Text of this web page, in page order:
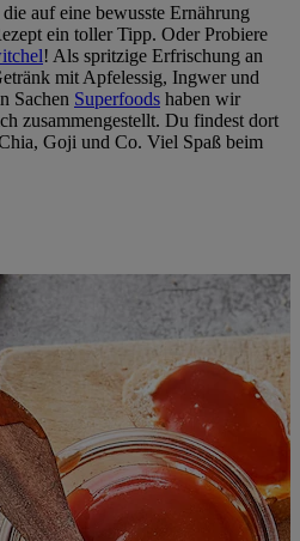
auf eine bewusste Ernährung
ein toller Tipp. Oder Probiere
! Als spritzige Erfrischung an
mit Apfelessig, Ingwer und
Sachen Superfoods haben wir
zusammengestellt. Du findest dort
Goji und Co. Viel Spaß beim